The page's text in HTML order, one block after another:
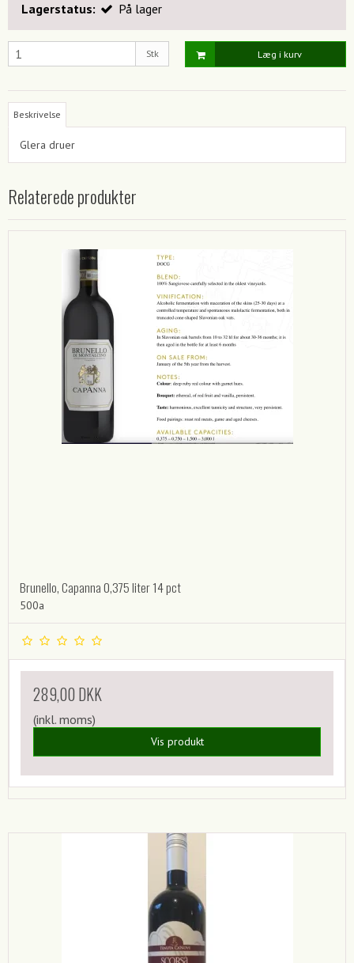
Lagerstatus: På lager
Stk Læg i kurv
Beskrivelse
Glera druer
Relaterede produkter
Brunello, Capanna 0,375 liter 14 pct
500a
289,00 DKK
(inkl. moms)
Vis produkt